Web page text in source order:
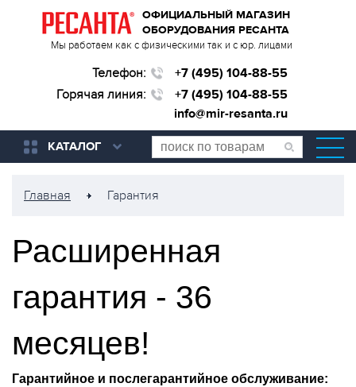
ОФИЦИАЛЬНЫЙ МАГАЗИН
ОБОРУДОВАНИЯ РЕСАНТА
Мы работаем как с физическими так и с юр. лицами
Телефон:
+7 (495) 104-88-55
Горячая линия:
+7 (495) 104-88-55
info@mir-resanta.ru
КАТАЛОГ
Главная Гарантия
Расширенная
гарантия - 36
месяцев!
Гарантийное и послегарантийное обслуживание: